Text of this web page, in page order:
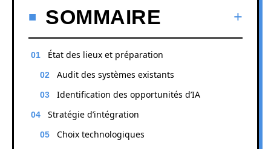
SOMMAIRE
État des lieux et préparation
Audit des systèmes existants
Identification des opportunités d’IA
Stratégie d’intégration
Choix technologiques